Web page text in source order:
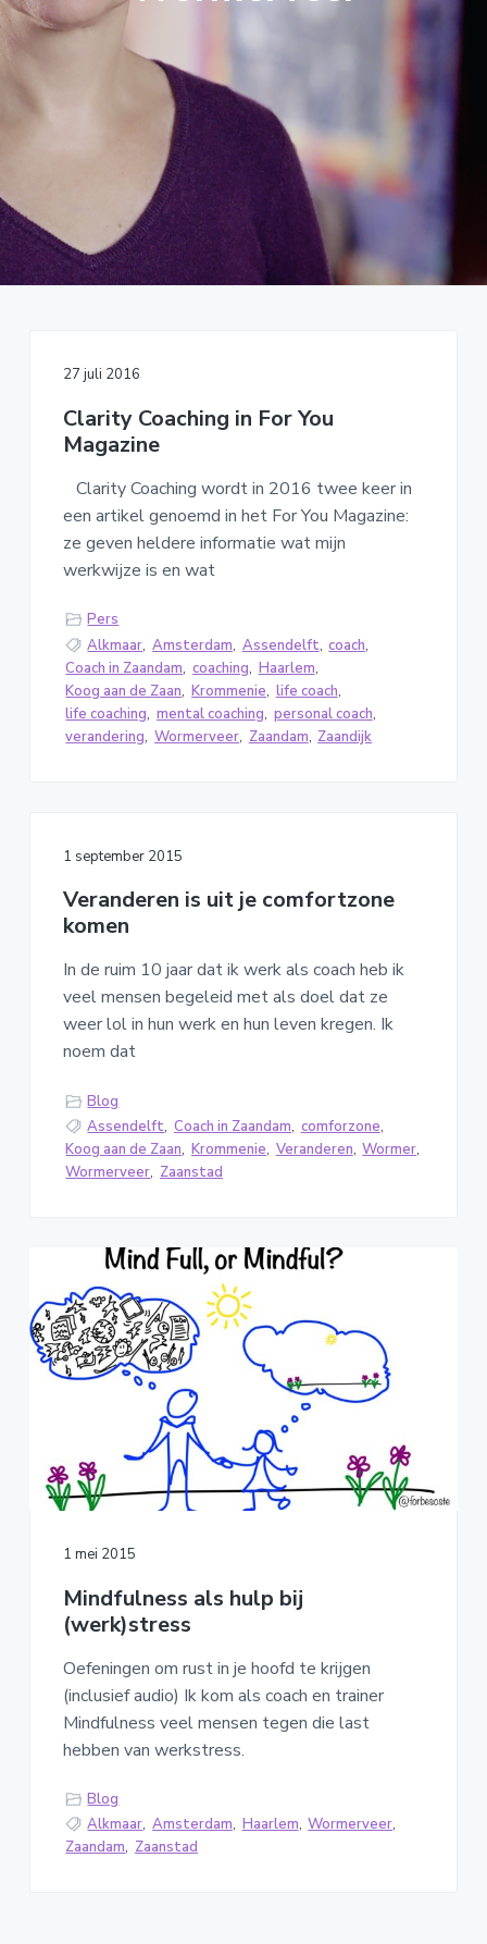
o
k
A
C
H
N
G
27 juli 2016
Clarity Coaching in For You
Magazine
Clarity Coaching wordt in 2016 twee keer in
een artikel genoemd in het For You Magazine:
ze geven heldere informatie wat mijn
werkwijze is en wat
Pers
Alkmaar, Amsterdam, Assendelft, coach,
Coach in Zaandam, coaching, Haarlem,
Koog aan de Zaan, Krommenie, life coach,
life coaching, mental coaching, personal coach,
verandering, Wormerveer, Zaandam, Zaandijk
1 september 2015
Veranderen is uit je comfortzone
komen
In de ruim 10 jaar dat ik werk als coach heb ik
veel mensen begeleid met als doel dat ze
weer lol in hun werk en hun leven kregen. Ik
noem dat
Blog
Assendelft, Coach in Zaandam, comforzone,
Koog aan de Zaan, Krommenie, Veranderen, Wormer,
Wormerveer, Zaanstad
1 mei 2015
Mindfulness als hulp bij
(werk)stress
Oefeningen om rust in je hoofd te krijgen
(inclusief audio) Ik kom als coach en trainer
Mindfulness veel mensen tegen die last
hebben van werkstress.
Blog
Alkmaar, Amsterdam, Haarlem, Wormerveer,
Zaandam, Zaanstad